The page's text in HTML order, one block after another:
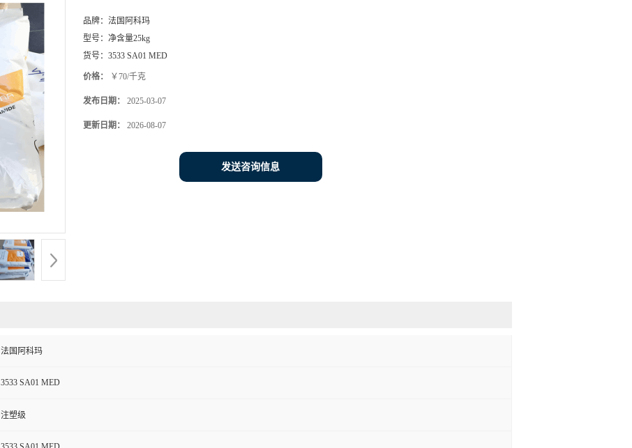
品牌： 法国阿科玛
型号： 净含量25kg
货号： 3533 SA01 MED
价格： ￥70/千克
发布日期： 2025-03-07
更新日期： 2026-08-07
发送咨询信息
法国阿科玛
3533 SA01 MED
注塑级